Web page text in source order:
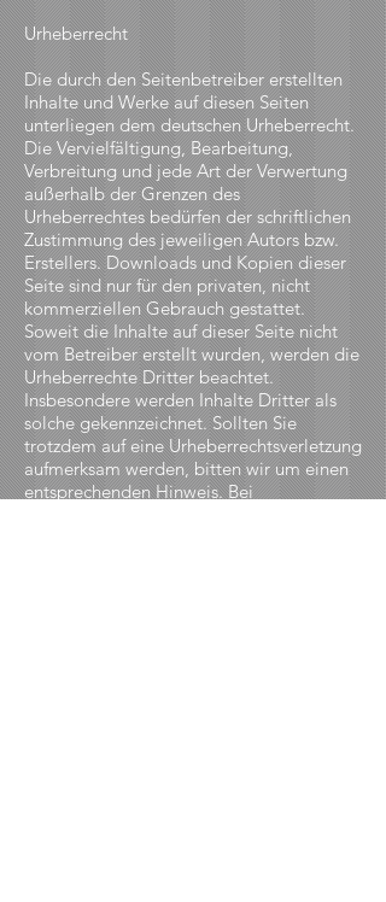
Urheberrecht
Die durch den Seitenbetreiber erstellten
Inhalte und Werke auf diesen Seiten
unterliegen dem deutschen Urheberrecht.
Die Vervielfältigung, Bearbeitung,
Verbreitung und jede Art der Verwertung
außerhalb der Grenzen des
Urheberrechtes bedürfen der schriftlichen
Zustimmung des jeweiligen Autors bzw.
Erstellers. Downloads und Kopien dieser
Seite sind nur für den privaten, nicht
kommerziellen Gebrauch gestattet.
Soweit die Inhalte auf dieser Seite nicht
vom Betreiber erstellt wurden, werden die
Urheberrechte Dritter beachtet.
Insbesondere werden Inhalte Dritter als
solche gekennzeichnet. Sollten Sie
trotzdem auf eine Urheberrechtsverletzung
aufmerksam werden, bitten wir um einen
entsprechenden Hinweis. Bei